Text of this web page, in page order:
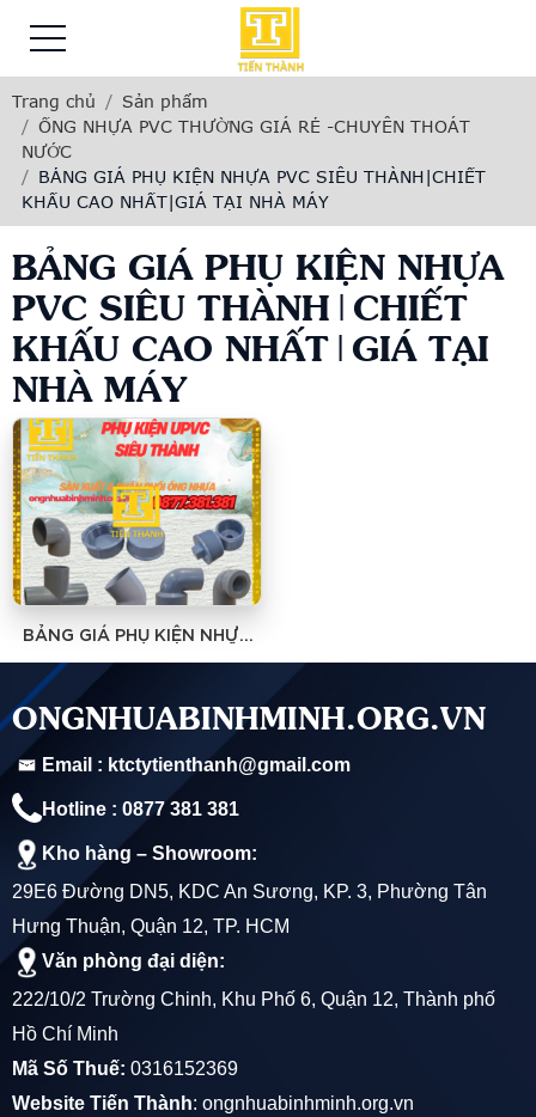
Trang chủ
Sản phẩm
ỐNG NHỰA PVC THƯỜNG GIÁ RẺ -CHUYÊN THOÁT
NƯỚC
BẢNG GIÁ PHỤ KIỆN NHỰA PVC SIÊU THÀNH|CHIẾT
KHẤU CAO NHẤT|GIÁ TẠI NHÀ MÁY
BẢNG GIÁ PHỤ KIỆN NHỰA
PVC SIÊU THÀNH|CHIẾT
KHẤU CAO NHẤT|GIÁ TẠI
NHÀ MÁY
BẢNG GIÁ PHỤ KIỆN NHỰA
KHẤU CAO NHẤT
ONGNHUABINHMINH.ORG.VN
Email : ktctytienthanh@gmail.com
Hotline : 0877 381 381
Kho hàng – Showroom:
29E6 Đường DN5, KDC An Sương, KP. 3, Phường Tân
Hưng Thuận, Quận 12, TP. HCM
Văn phòng đại diện:
222/10/2 Trường Chinh, Khu Phố 6, Quận 12, Thành phố
Hồ Chí Minh
Mã Số Thuế: 0316152369
Website Tiến Thành: ongnhuabinhminh.org.vn